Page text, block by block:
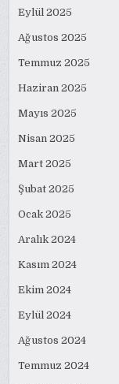
Eylül 2025
Ağustos 2025
Temmuz 2025
Haziran 2025
Mayıs 2025
Nisan 2025
Mart 2025
Şubat 2025
Ocak 2025
Aralık 2024
Kasım 2024
Ekim 2024
Eylül 2024
Ağustos 2024
Temmuz 2024